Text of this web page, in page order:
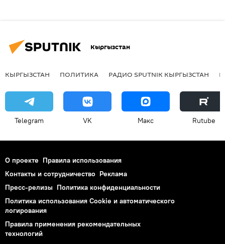
Кыргызстан
КЫРГЫЗСТАН ПОЛИТИКА РАДИО SPUTNIK КЫРГЫЗСТАН
Telegram VK Макс Rutube
О проекте Правила использования
Контакты и сотрудничество Реклама
Пресс-релизы Политика конфиденциальности
Политика использования Cookie и автоматического
логирования
Правила применения рекомендательных
технологий